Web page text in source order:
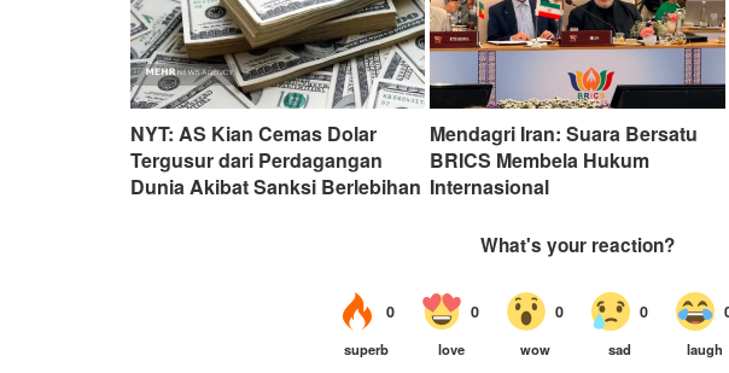
NYT: AS Kian Cemas Dolar
Tergusur dari Perdagangan
Dunia Akibat Sanksi Berlebihan
Mendagri Iran: Suara Bersatu
BRICS Membela Hukum
Internasional